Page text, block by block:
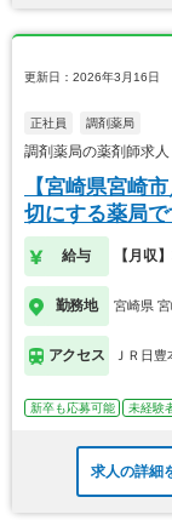
更新日：2026年3月16日
正社員 調剤薬局
調剤薬局の薬剤師求
【宮崎県宮崎
切にする薬局
給与 【月収
勤務地 宮崎県
アクセス ＪＲ日
新卒も応募可能 未経験
求人の詳細